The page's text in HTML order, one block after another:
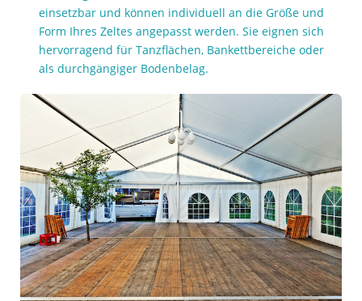
einsetzbar und können individuell an die Größe und
Form Ihres Zeltes angepasst werden. Sie eignen sich
hervorragend für Tanzflächen, Bankettbereiche oder
als durchgängiger Bodenbelag.